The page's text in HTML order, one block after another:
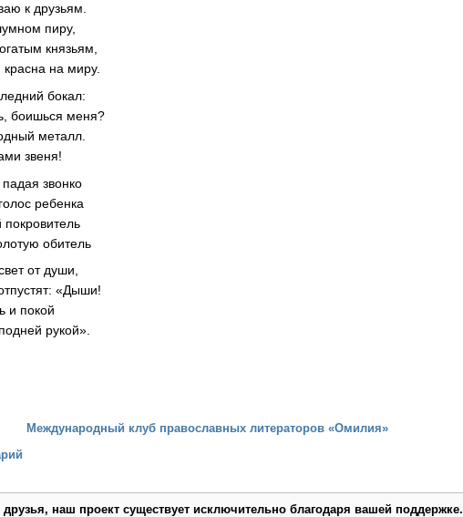
к друзьям.
пиру,
князьям,
на миру.
бокал:
боишься меня?
металл.
звеня!
звонко
ребенка
обитель
от души,
«Дыши!
и покой
рукой».
Международный клуб православных литераторов «Омилия»
друзья, наш проект существует исключительно благодаря вашей поддержке.